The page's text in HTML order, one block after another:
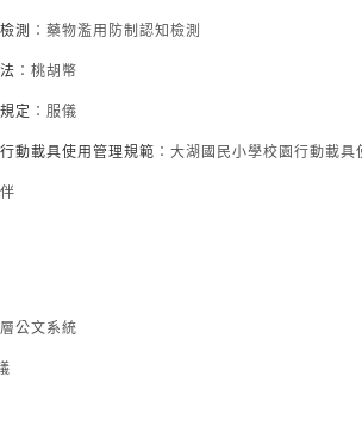
測 ：藥物濫用防制認知檢測
：桃胡幣
定 ：服儀
動載具使用管理規範 ：大湖國民小學校園行動載
層公文系統